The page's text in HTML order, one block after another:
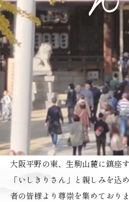
大阪平野の東、生駒山麓に鎮座
「いしきりさん」と親しみを込
者の皆様より尊崇を集めておりま